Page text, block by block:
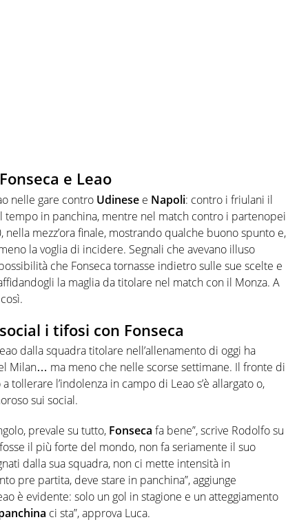
e Leao
nelle gare contro Udinese e Napoli: contro i friulani il
tempo in panchina, mentre nel match contro i partenopei
mezz’ora finale, mostrando qualche buono spunto e,
la voglia di incidere. Segnali che avevano illuso
che Fonseca tornasse indietro sulle sue scelte e
la maglia da titolare nel match con il Monza. A
i tifosi con Fonseca
dalla squadra titolare nell’allenamento di oggi ha
Milan… ma meno che nelle scorse settimane. Il fronte di
tollerare l’indolenza in campo di Leao s’è allargato o,
sui social.
prevale su tutto, Fonseca fa bene”, scrive Rodolfo su
il più forte del mondo, non fa seriamente il suo
dalla sua squadra, non ci mette intensità in
pre partita, deve stare in panchina”, aggiunge
è evidente: solo un gol in stagione e un atteggiamento
ci sta”, approva Luca.